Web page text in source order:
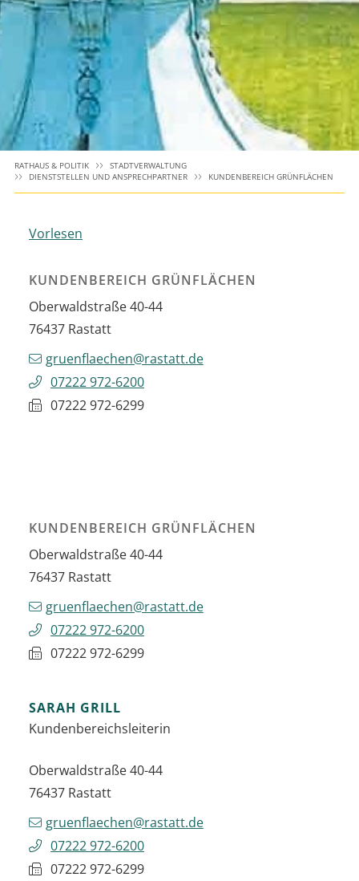
RATHAUS & POLITIK
STADTVERWALTUNG
DIENSTSTELLEN UND ANSPRECHPARTNER
KUNDENBEREICH GRÜNFLÄCHEN
Vorlesen
KUNDENBEREICH GRÜNFLÄCHEN
Oberwaldstraße 40-44
76437 Rastatt
gruenflaechen@rastatt.de
07222 972-6200
07222 972-6299
KUNDENBEREICH GRÜNFLÄCHEN
Oberwaldstraße 40-44
76437 Rastatt
gruenflaechen@rastatt.de
07222 972-6200
07222 972-6299
SARAH GRILL
Kundenbereichsleiterin
Oberwaldstraße 40-44
76437 Rastatt
gruenflaechen@rastatt.de
07222 972-6200
07222 972-6299